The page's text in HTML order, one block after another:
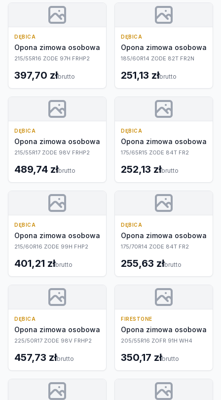
DĘBICA
Opona zimowa osobowa
215/55R16 ZODE 97H FRHP2
397,70 złbrutto
DĘBICA
Opona zimowa osobowa
185/60R14 ZODE 82T FR2N
251,13 złbrutto
DĘBICA
Opona zimowa osobowa
215/55R17 ZODE 98V FRHP2
489,74 złbrutto
DĘBICA
Opona zimowa osobowa
175/65R15 ZODE 84T FR2
252,13 złbrutto
DĘBICA
Opona zimowa osobowa
215/60R16 ZODE 99H FHP2
401,21 złbrutto
DĘBICA
Opona zimowa osobowa
175/70R14 ZODE 84T FR2
255,63 złbrutto
DĘBICA
Opona zimowa osobowa
225/50R17 ZODE 98V FRHP2
457,73 złbrutto
FIRESTONE
Opona zimowa osobowa
205/55R16 ZOFR 91H WH4
350,17 złbrutto